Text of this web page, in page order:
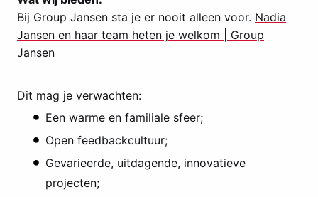
Bij Group Jansen sta je er nooit alleen voor. Nadia
Jansen en haar team heten je welkom | Group
Jansen
Dit mag je verwachten:
Een warme en familiale sfeer;
Open feedbackcultuur;
Gevarieerde, uitdagende, innovatieve
projecten;